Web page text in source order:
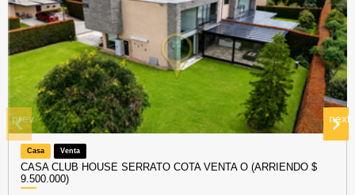
Casa Venta
CASA CLUB HOUSE SERRATO COTA VENTA O (ARRIENDO $
9.500.000)
prev next